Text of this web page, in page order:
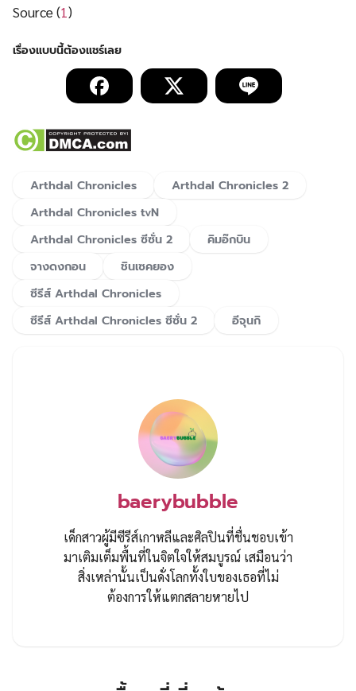
Source (1)
Arthdal Chronicles
Arthdal Chronicles 2
Arthdal Chronicles tvN
Arthdal Chronicles ซีซั่น 2
คิมอ๊กบิน
จางดงกอน
ชินเซคยอง
ซีรีส์ Arthdal Chronicles
ซีรีส์ Arthdal Chronicles ซีซั่น 2
อีจุนกิ
baerybubble
เด็กสาวผู้มีซีรีส์เกาหลีและศิลปินที่ชื่นชอบเข้า
มาเติมเต็มพื้นที่ในจิตใจให้สมบูรณ์ เสมือนว่า
สิ่งเหล่านั้นเป็นดั่งโลกทั้งใบของเธอที่ไม่
ต้องการให้แตกสลายหายไป